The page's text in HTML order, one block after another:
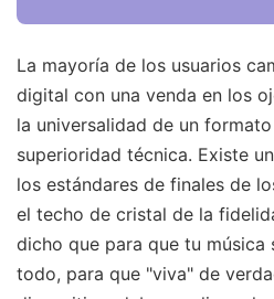
La mayoría de los usuarios
digital con una venda en los
la universalidad de un
superioridad técnica. Existe
los estándares de finales de
el techo de cristal de la
dicho que para que tu música
todo, para que "viva" de